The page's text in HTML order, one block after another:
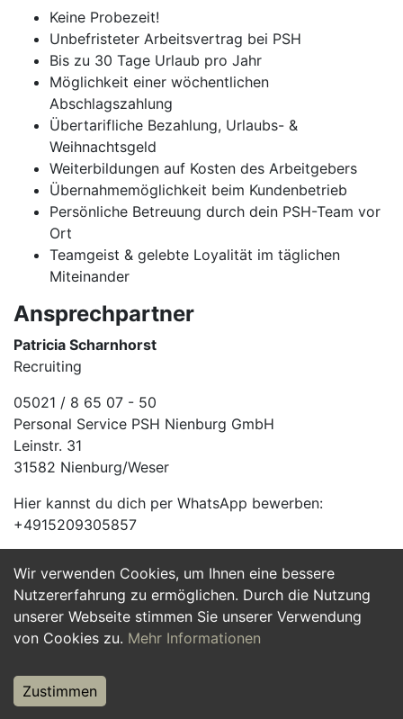
Wir verwenden Cookies, um Ihnen eine bessere
Nutzererfahrung zu ermöglichen. Durch die Nutzung
unserer Webseite stimmen Sie unserer Verwendung
von Cookies zu. Mehr Informationen
Zustimmen
Keine Probezeit!
Unbefristeter Arbeitsvertrag bei PSH
Bis zu 30 Tage Urlaub pro Jahr
Möglichkeit einer wöchentlichen
Abschlagszahlung
Übertarifliche Bezahlung, Urlaubs- &
Weihnachtsgeld
Weiterbildungen auf Kosten des Arbeitgebers
Übernahmemöglichkeit beim Kundenbetrieb
Persönliche Betreuung durch dein PSH-Team vor
Ort
Teamgeist & gelebte Loyalität im täglichen
Miteinander
Ansprechpartner
Patricia Scharnhorst
Recruiting
05021 / 8 65 07 - 50
Personal Service PSH Nienburg GmbH
Leinstr. 31
31582 Nienburg/Weser
Hier kannst du dich per WhatsApp bewerben:
+4915209305857
Jetzt Bewerben